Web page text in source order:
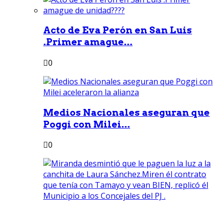
Acto de Eva Perón en San Luis
.Primer amague...
0
Medios Nacionales aseguran que
Poggi con Milei...
0